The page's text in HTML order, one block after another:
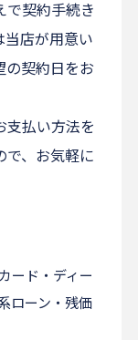
で契約手続き
当店が用意い
の契約日をお
支払い方法を
で、お気軽に
ード・ディー
ローン・残価